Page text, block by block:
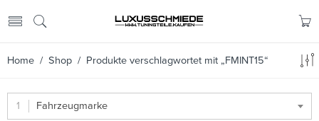
Home / Shop / Produkte verschlagwortet mit „FMINT15“
Fahrzeugmarke